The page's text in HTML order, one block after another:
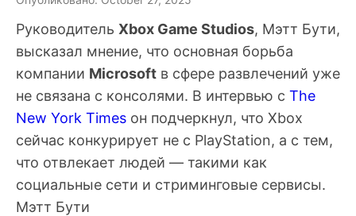
Руководитель Xbox Game Studios, Мэтт Бути,
высказал мнение, что основная борьба
компании Microsoft в сфере развлечений уже
не связана с консолями. В интервью с The
New York Times он подчеркнул, что Xbox
сейчас конкурирует не с PlayStation, а с тем,
что отвлекает людей — такими как
социальные сети и стриминговые сервисы.
Мэтт Бути